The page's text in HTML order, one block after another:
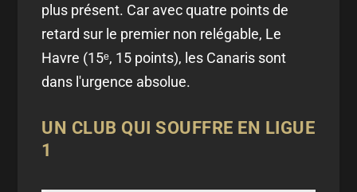
plus présent. Car avec quatre points de
retard sur le premier non relégable, Le
Havre (15ᵉ, 15 points), les Canaris sont
dans l'urgence absolue.
UN CLUB QUI SOUFFRE EN LIGUE
1